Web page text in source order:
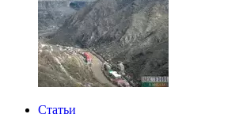
Статьи